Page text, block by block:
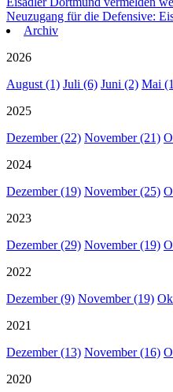
Neuzugang für die Defensive:
Archiv
2026
August (1) Juli (6) Juni (2) Mai
2025
Dezember (22) November (21)
2024
Dezember (19) November (25)
2023
Dezember (29) November (19)
2022
Dezember (9) November (19)
2021
Dezember (13) November (16)
2020